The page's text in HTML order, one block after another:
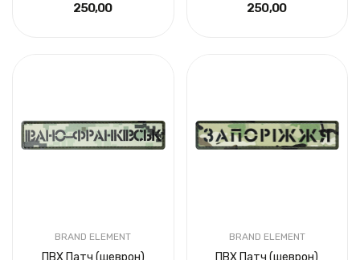
250,00 ₴ 250,00 ₴
BRAND ELEMENT
ПВХ Патч (шеврон)
BRAND ELEMENT
ПВХ Патч (шеврон)